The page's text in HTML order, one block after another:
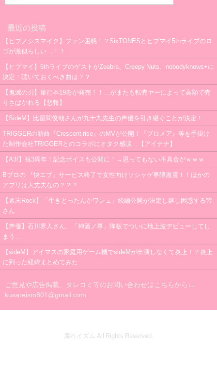
最近の投稿
【ヒプノシスマイク】ファン困惑！？SixTONESとヒプマイ5thライブのロ
ゴが激似らしい…！！
【ヒプマイ】5thライブのゲストがZeebra、Creepy Nuts、nobodyknows+に
決定！聴いておくべき曲は？？
【鬼滅の刃】単行本19巻が発売！！…がまたも転売ヤーによって高額で売
りさばかれる【悲報】
【SideM】比留間俊哉さんが九十九先生の声優を引き継ぐことが決定！
TRIGGERの新曲『Crescent rise』のMVが公開！『プロメア』等を手掛け
た制作会社TRIGGERとのコラボにオタク感涙…【アイナナ】
【A3!】祝3周年！記念ボイスも公開に！→思ってもない不具合がｗｗｗ
Bプロの 『快エブ』サービス終了で女性向けソシャゲ界隈激震！！ほかの
アプリは大丈夫なの？？？
【幕末Rock】「生きとったんかワレェ」続編公開が決定し嬉し困惑する皆
さん
【声優】石川界人さん、「神酒ノ尊」降板でついに地上波デビューしてし
まう…
【sideM】アイマスの家庭用ゲーム機でsideMが出演しなくて炎上！？炎上
に到った経緯まとめてみた
ご意見や広告掲載、タレコミ等のお問い合わせはこちらから↓↓
kusareism801@gmail.com
腐れイズム All Rights Reserved.